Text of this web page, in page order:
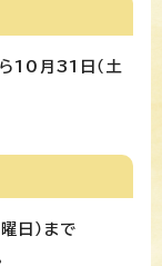
10月31日（土
日）まで